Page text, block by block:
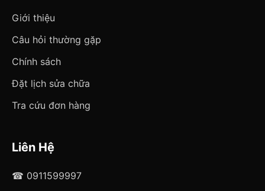
Giới thiệu
Câu hỏi thường gặp
Chính sách
Đặt lịch sửa chữa
Tra cứu đơn hàng
Liên Hệ
☎ 0911599997